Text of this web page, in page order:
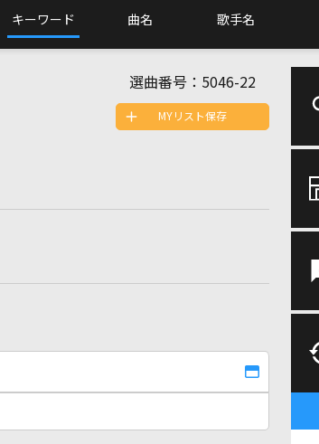
キーワード 曲名 歌手名
選曲番号： 5046-22
MYリスト保存